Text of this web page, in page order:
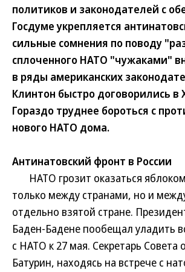
политиков и законодателей с
Госдуме укрепляется
сильные сомнения по поводу
сплоченного НАТО "чужаками"
в ряды американских
Клинтон быстро договорились в
Гораздо труднее бороться с
нового НАТО дома.
Антинатовский фронт в России
НАТО грозит оказаться
только между странами, но и
отдельно взятой стране.
Баден-Бадене пообещал уладить
с НАТО к 27 мая. Секретарь
Батурин, находясь на встрече с